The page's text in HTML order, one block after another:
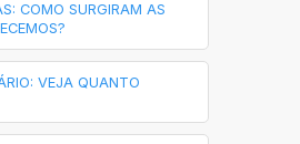
COMO SURGIRAM AS
VEJA QUANTO